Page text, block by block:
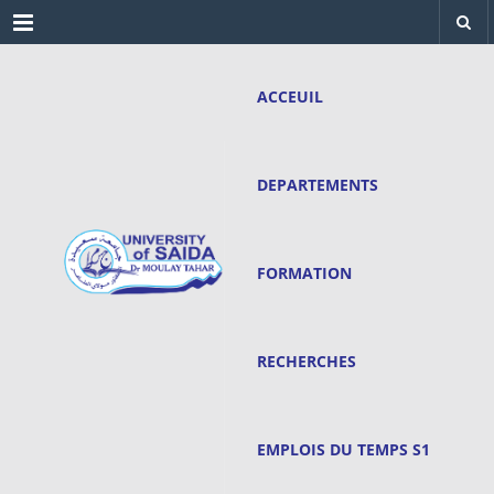
Menu
ACCEUIL
DEPARTEMENTS
FORMATION
RECHERCHES
EMPLOIS DU TEMPS S1